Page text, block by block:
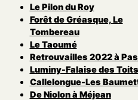
Le Pilon du Roy
Forêt de Gréasque, Le
Tombereau
Le Taoumé
Retrouvailles 2022 à
Luminy-Falaise des Toits
Callelongue-Les
De Niolon à Méjean